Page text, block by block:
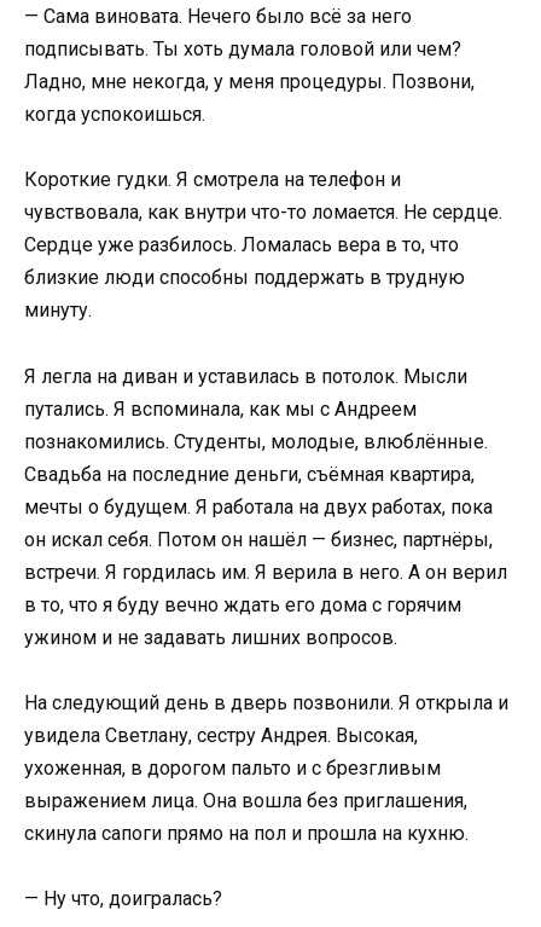
— Сама виновата. Нечего было всё за него
подписывать. Ты хоть думала головой или чем?
Ладно, мне некогда, у меня процедуры. Позвони,
когда успокоишься.
Короткие гудки. Я смотрела на телефон и
чувствовала, как внутри что-то ломается. Не сердце.
Сердце уже разбилось. Ломалась вера в то, что
близкие люди способны поддержать в трудную
минуту.
Я легла на диван и уставилась в потолок. Мысли
путались. Я вспоминала, как мы с Андреем
познакомились. Студенты, молодые, влюблённые.
Свадьба на последние деньги, съёмная квартира,
мечты о будущем. Я работала на двух работах, пока
он искал себя. Потом он нашёл — бизнес, партнёры,
встречи. Я гордилась им. Я верила в него. А он верил
в то, что я буду вечно ждать его дома с горячим
ужином и не задавать лишних вопросов.
На следующий день в дверь позвонили. Я открыла и
увидела Светлану, сестру Андрея. Высокая,
ухоженная, в дорогом пальто и с брезгливым
выражением лица. Она вошла без приглашения,
скинула сапоги прямо на пол и прошла на кухню.
— Ну что, доигралась?